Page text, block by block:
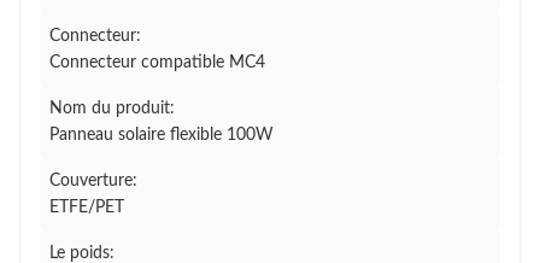
Connecteur:
Connecteur compatible MC4
Nom du produit:
Panneau solaire flexible 100W
Couverture:
ETFE/PET
Le poids: